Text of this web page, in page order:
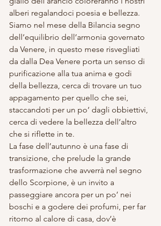
alberi regalandoci poesia e bellezza.
Siamo nel mese della Bilancia segno
dell’equilibrio dell’armonia governato
da Venere, in questo mese risvegliati
da dalla Dea Venere porta un senso di
purificazione alla tua anima e godi
della bellezza, cerca di trovare un tuo
appagamento per quello che sei,
staccandoti per un po’ dagli obbiettivi,
cerca di vedere la bellezza dell’altro
che si riflette in te.
La fase dell’autunno è una fase di
transizione, che prelude la grande
trasformazione che avverrà nel segno
dello Scorpione, è un invito a
passeggiare ancora per un po’ nei
boschi e a godere dei profumi, per far
ritorno al calore di casa, dov’è